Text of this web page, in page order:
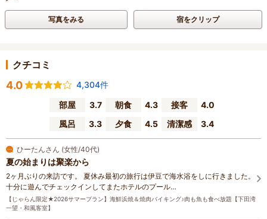
写真をみる 宿をクリップ
クチコミ
4.0
4,304件
部屋
3.7 朝食 4.3 接客
4.0
風呂
3.3 夕食 4.5 清潔感 3.4
ひーたんさん (女性/40代)
夏の始まりは聚楽から
2ヶ月ぶりの来訪です。 夏休み最初の旅行は伊豆で海水浴をしに行きました。
十分に遊んでチェックインしてまたホテルのプール…
【じゃらん限定★2026サマープラン】海鮮浜焼＆焼肉バイキング♪肉も魚も食べ放題【下田湾
一望・和風客室】